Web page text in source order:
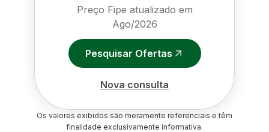
Preço Fipe atualizado em
Ago/2026
Pesquisar Ofertas
Nova consulta
Os valores exibidos são meramente referenciais e têm
finalidade exclusivamente informativa.